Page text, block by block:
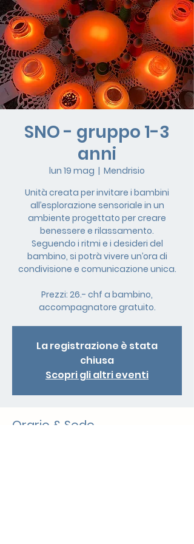
SNO - gruppo 1-3
anni
lun 19 mag
  |
Mendrisio
Unità creata per invitare i bambini
all’esplorazione sensoriale in un
ambiente progettato per creare
benessere e rilassamento.
Seguendo i ritmi e i desideri del
bambino, si potrà vivere un’ora di
condivisione e comunicazione unica.
Prezzi: 26.- chf a bambino,
accompagnatore gratuito.
La registrazione è stata
chiusa
Scopri gli altri eventi
Orario & Sede